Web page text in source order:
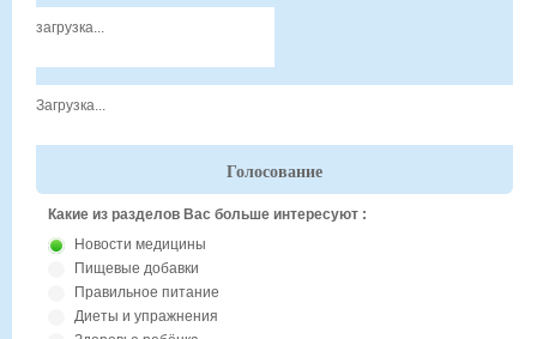
загрузка...
Загрузка...
Голосование
Какие из разделов Вас больше интересуют :
Новости медицины
Пищевые добавки
Правильное питание
Диеты и упражнения